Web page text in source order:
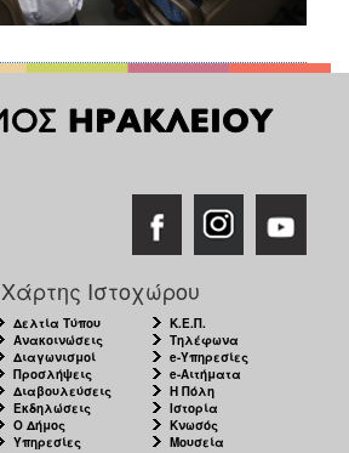
Χάρτης Ιστοχώρου
Δελτία Τύπου
Ανακοινώσεις
Διαγωνισμοί
Προσλήψεις
Διαβουλεύσεις
Εκδηλώσεις
Ο Δήμος
Υπηρεσίες
Κ.Ε.Π.
Τηλέφωνα
e-Υπηρεσίες
e-Αιτήματα
Η Πόλη
Ιστορία
Κνωσός
Μουσεία